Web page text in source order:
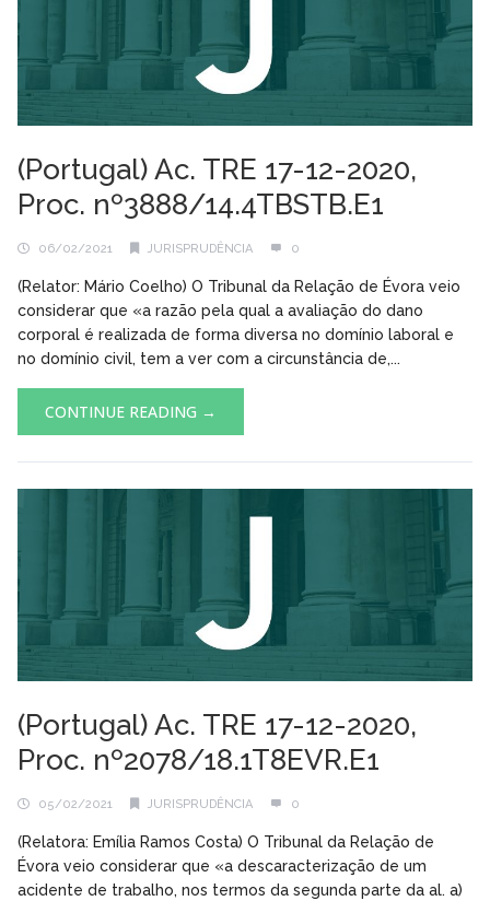
(Portugal) Ac. TRE 17-12-2020,
Proc. nº3888/14.4TBSTB.E1
06/02/2021 JURISPRUDÊNCIA 0
(Relator: Mário Coelho) O Tribunal da Relação de Évora veio
considerar que «a razão pela qual a avaliação do dano
corporal é realizada de forma diversa no domínio laboral e
no domínio civil, tem a ver com a circunstância de,...
CONTINUE READING →
(Portugal) Ac. TRE 17-12-2020,
Proc. nº2078/18.1T8EVR.E1
05/02/2021 JURISPRUDÊNCIA 0
(Relatora: Emília Ramos Costa) O Tribunal da Relação de
Évora veio considerar que «a descaracterização de um
acidente de trabalho, nos termos da segunda parte da al. a)